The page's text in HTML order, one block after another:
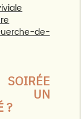
de-
UN
?